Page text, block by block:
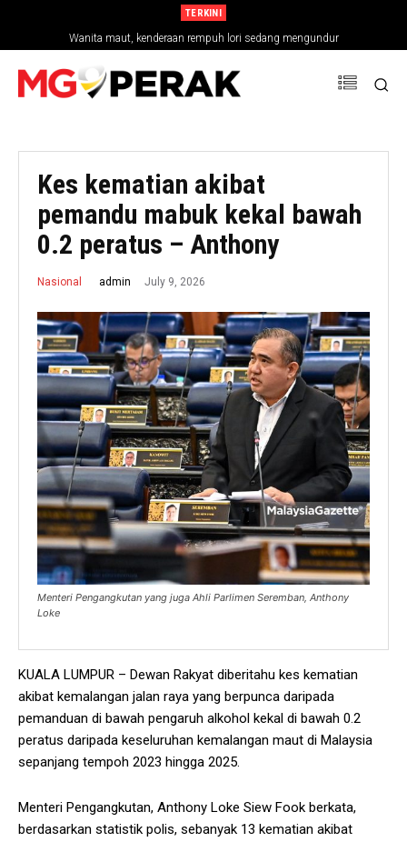
TERKINI
Wanita maut, kenderaan rempuh lori sedang mengundur
Kes kematian akibat
pemandu mabuk kekal bawah
0.2 peratus – Anthony
Nasional admin July 9, 2026
Menteri Pengangkutan yang juga Ahli Parlimen Seremban, Anthony
Loke
KUALA LUMPUR – Dewan Rakyat diberitahu kes kematian
akibat kemalangan jalan raya yang berpunca daripada
pemanduan di bawah pengaruh alkohol kekal di bawah 0.2
peratus daripada keseluruhan kemalangan maut di Malaysia
sepanjang tempoh 2023 hingga 2025.
Menteri Pengangkutan, Anthony Loke Siew Fook berkata,
berdasarkan statistik polis, sebanyak 13 kematian akibat